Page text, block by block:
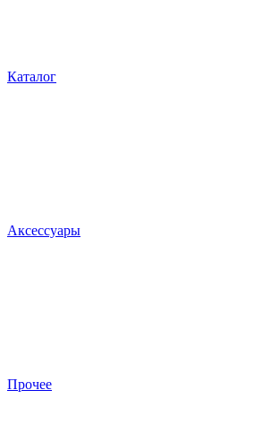
Каталог
Аксессуары
Прочее